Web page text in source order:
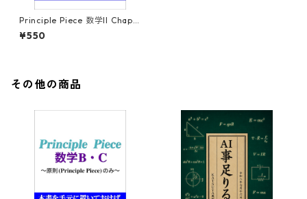
Principle Piece 数学II Chapt
er5～指数関数・対数関数～
¥550
その他の商品